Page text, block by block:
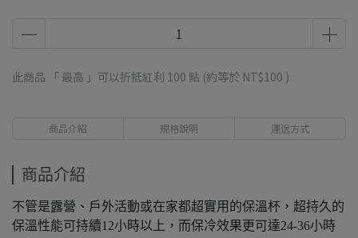
此商品 「 最高 」可以折抵紅利 100 點 (約等於 NT$100 )
商品介紹 規格說明 運送方式
商品介紹
不管是露營、戶外活動或在家都超實用的保溫杯，超持久的
保溫性能可持續12小時以上，而保冷效果更可達24-36小時